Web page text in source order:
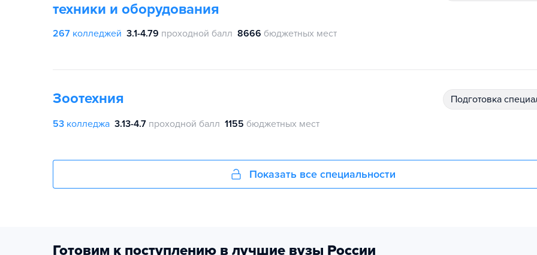
техники и оборудования
267 колледжей 3.1-4.79 проходной балл 8666 бюджетных мест
Зоотехния подготовка
53 колледжа 3.13-4.7 проходной балл 1155 бюджетных мест
Показать все специальности
Готовим к поступлению в лучшие вузы России